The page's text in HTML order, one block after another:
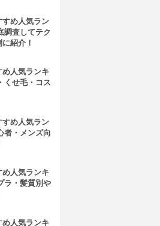
すめ人気ラン
調査してテク
紹介！
め人気ランキ
くせ毛・コス
すめ人気ラン
者・メンズ向
人気ランキ
ラ・髪質別や
人気ランキ